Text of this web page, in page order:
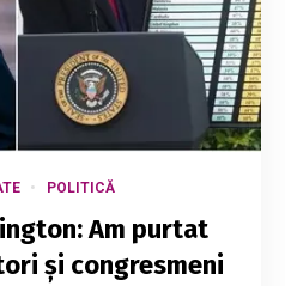
POLITICĂ
Am purtat
și congresmeni